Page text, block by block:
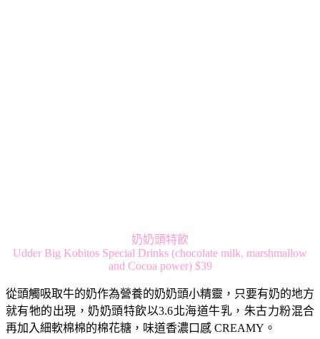
奶奶頭特飲
Udder Big Kobitos Special Drinks (chocolate milk, marshmallow
and Cocoa power) $39
從頭觸吸取牛的奶作為營養的奶奶頭小精靈，只要有奶的地方
就有牠的出現，奶奶頭特飲以3.6北海道牛乳，朱古力粉混合
再加入細軟棉棉的棉花糖，味道香濃口感 CREAMY。